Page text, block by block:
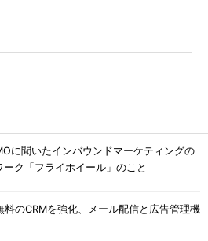
に聞いたインバウンドマーケティングの
ーク「フライホイール」のこと
料のCRMを強化、メール配信と広告管理機